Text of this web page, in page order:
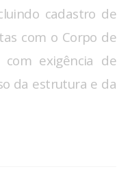
cadastro de
com o Corpo de
exigência de
da estrutura e da